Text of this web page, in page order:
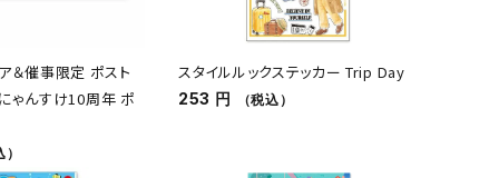
＆催事限定 ポスト
ゃんすけ10周年 ポ
スタイルルックステッカー Trip Day
253 円 （税込）